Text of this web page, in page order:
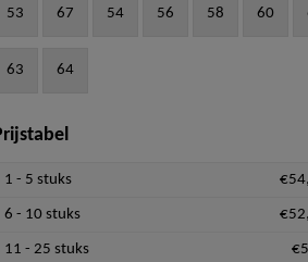
53 67 54 56 58 60
63 64
1 - 5 stuks
6 - 10 stuks
11 - 25 stuks